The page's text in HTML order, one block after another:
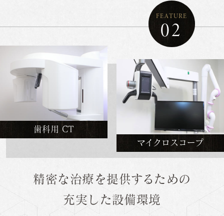
FEATURE
02
歯科用 CT
マイクロスコープ
精密な治療を提供するための
充実した設備環境